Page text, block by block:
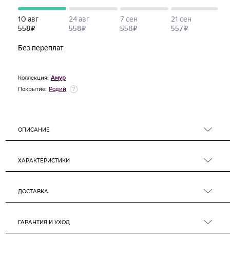
Коллекция: Амур
Покрытие: Родий
ОПИСАНИЕ
ХАРАКТЕРИСТИКИ
ДОСТАВКА
ГАРАНТИЯ И УХОД